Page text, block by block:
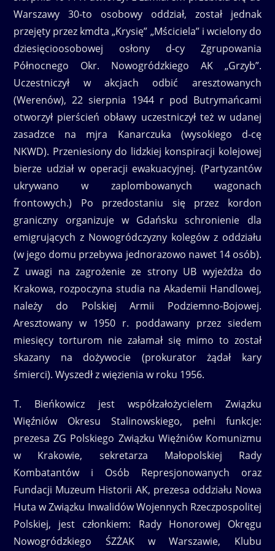
Warszawy 30-to osobowy oddział, został jednak
przejęty przez kmdta „Krysię” „Mściciela” i wcielony do
dziesięcioosobowej osłony d-cy Zgrupowania
Północnego Okr. Nowogródzkiego AK „Grzyb”.
Uczestniczył w akcjach odbić aresztowanych
(Werenów), 22 sierpnia 1944 r pod Butrymańcami
otworzył pierścień obławy uczestniczył też w udanej
zasadzce na mjra Kanarczuka (wysokiego d-cę
NKWD). Przeniesiony do lidzkiej konspiracji kolejowej
bierze udział w operacji ewakuacyjnej. (Partyzantów
ukrywano w zaplombowanych wagonach
frontowych.) Po przedostaniu się przez kordon
graniczny organizuje w Gdańsku schronienie dla
emigrujących z Nowogródczyzny kolegów z oddziału
(w jego domu przebywa jednorazowo nawet 14 osób).
Z uwagi na zagrożenie ze strony UB wyjeżdża do
Krakowa, rozpoczyna studia na Akademii Handlowej,
należy do Polskiej Armii Podziemno-Bojowej.
Aresztowany w 1950 r. poddawany przez siedem
miesięcy torturom nie załamał się mimo to został
skazany na dożywocie (prokurator żądał kary
śmierci). Wyszedł z więzienia w roku 1956.
T. Bieńkowicz jest współzałożycielem Związku
Więźniów Okresu Stalinowskiego, pełni funkcje:
prezesa ZG Polskiego Związku Więźniów Komunizmu
w Krakowie, sekretarza Małopolskiej Rady
Kombatantów i Osób Represjonowanych oraz
Fundacji Muzeum Historii AK, prezesa oddziału Nowa
Huta w Związku Inwalidów Wojennych Rzeczpospolitej
Polskiej, jest członkiem: Rady Honorowej Okręgu
Nowogródzkiego ŚZŻAK w Warszawie, Klubu